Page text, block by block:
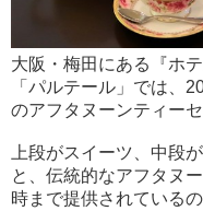
大阪・梅田にある『ホ
「パルテール」では、
のアフタヌーンティー
上段がスイーツ、中段
と、伝統的なアフタヌ
時まで提供されている